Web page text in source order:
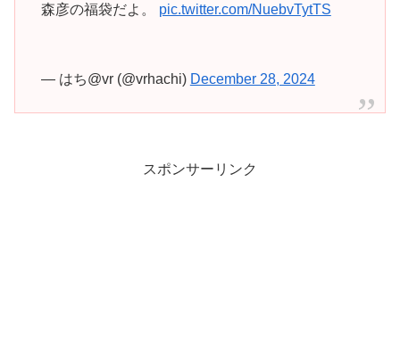
森彦の福袋だよ。 pic.twitter.com/NuebvTytTS
— はち@vr (@vrhachi) December 28, 2024
スポンサーリンク